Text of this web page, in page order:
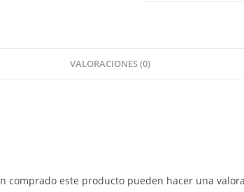
VALORACIONES (0)
comprado este producto pueden hacer una